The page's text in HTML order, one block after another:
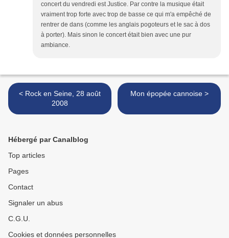
concert du vendredi est Justice. Par contre la musique était
vraiment trop forte avec trop de basse ce qui m'a empêché de
rentrer de dans (comme les anglais pogoteurs et le sac à dos
à porter). Mais sinon le concert était bien avec une pur
ambiance.
< Rock en Seine, 28 août
2008
Mon épopée cannoise >
Hébergé par Canalblog
Top articles
Pages
Contact
Signaler un abus
C.G.U.
Cookies et données personnelles